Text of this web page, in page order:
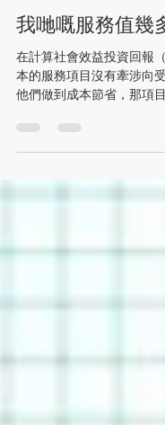
2021年8月10日 讀畢需時 2
我哋嘅服務值幾
在計算社會效益投資回報
本的服務項目沒有牽涉向
估法（Contingent
礎。條件評估法源自經濟